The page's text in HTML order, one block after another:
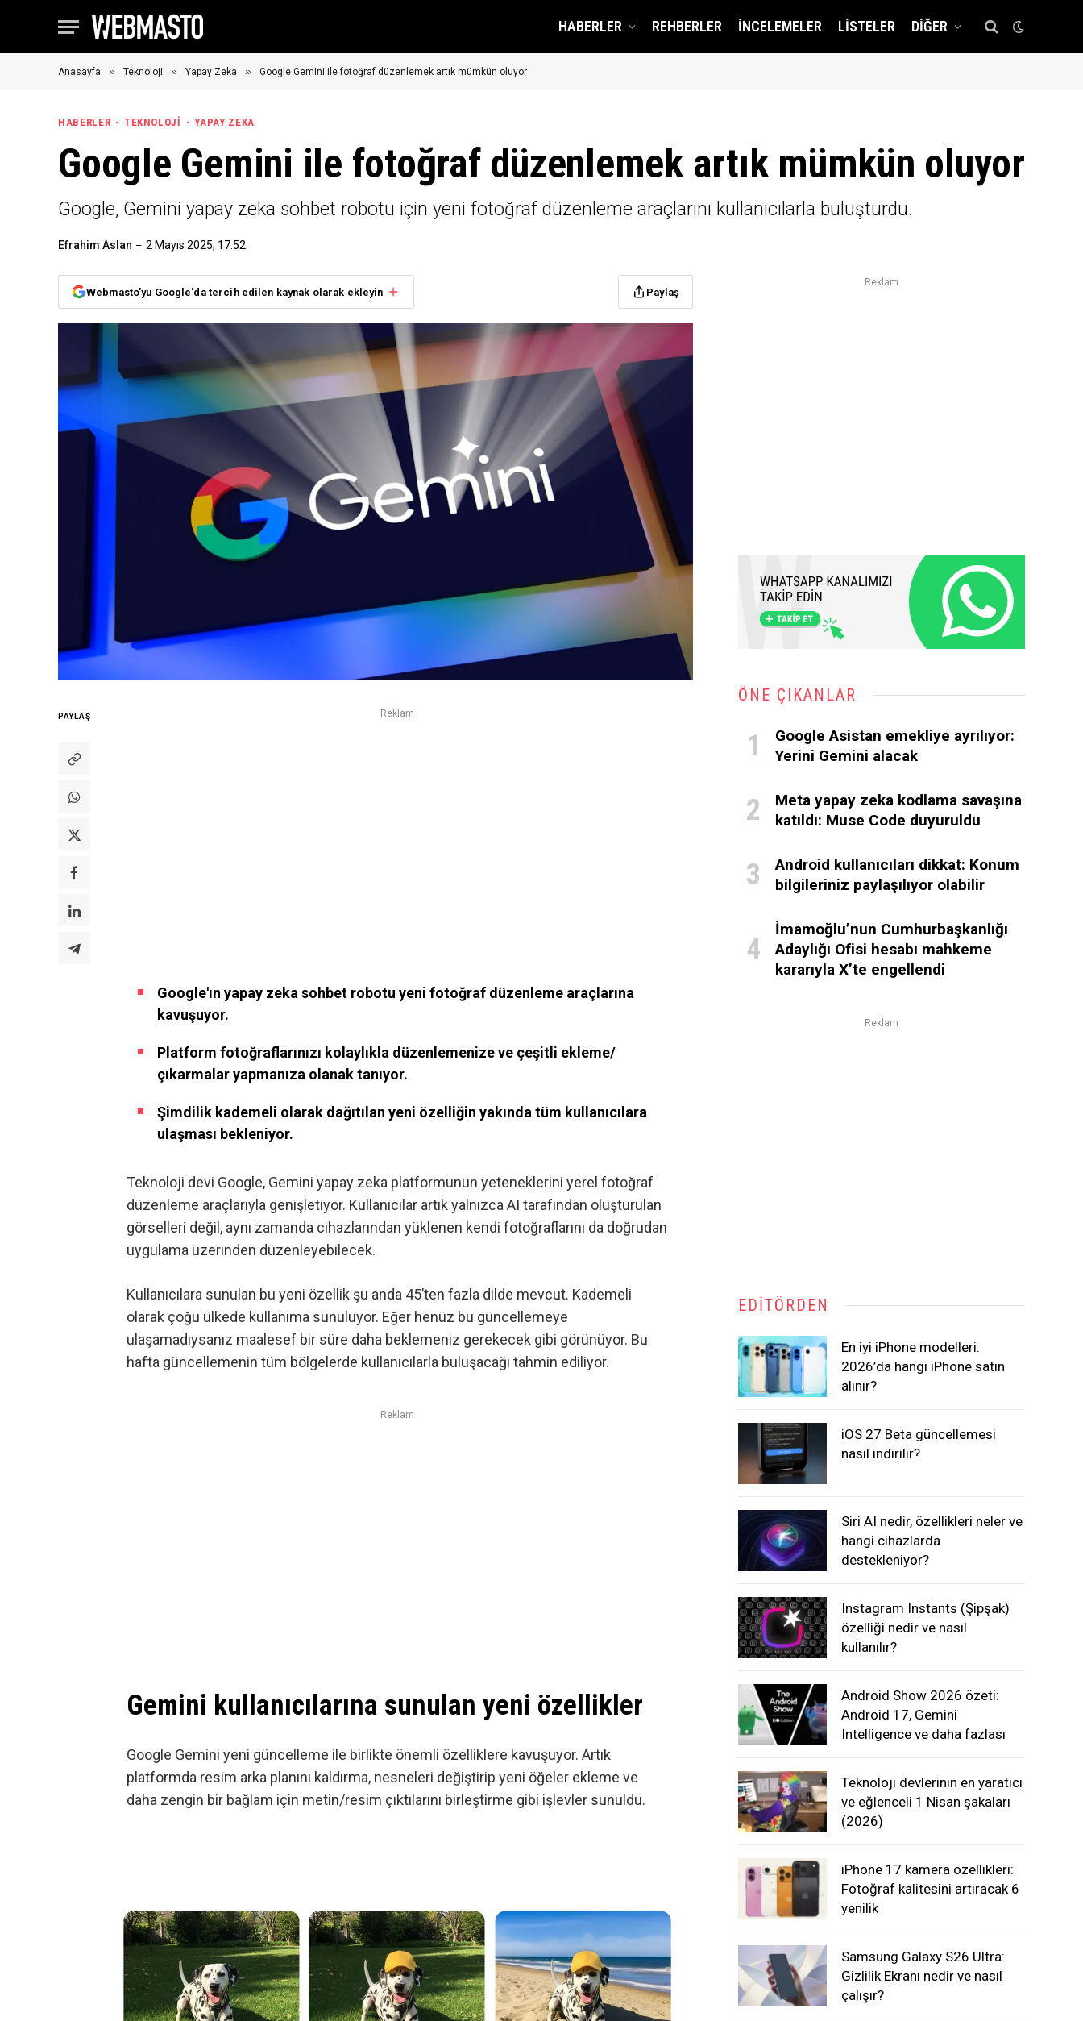
HABERLER REHBERLER İNCELEMELER LISTELER DIĞER
Anasayfa » Teknoloji » Yapay Zeka » Google Gemini ile fotoğraf düzenlemek artık mümkün oluyor
HABERLER TEKNOLOJI YAPAY ZEKA
Google Gemini ile fotoğraf düzenlemek artık mümkün oluyor
Google, Gemini yapay zeka sohbet robotu için yeni fotoğraf düzenleme araçlarını kullanıcılarla buluşturdu.
Efrahim Aslan 2 Mayıs 2025, 17:52
Webmasto'yu Google'da tercih edilen kaynak olarak ekleyin Paylaş
PAYLAŞ Reklam
Google'ın yapay zeka sohbet robotu yeni fotoğraf düzenleme araçlarına
kavuşuyor.
Platform fotoğraflarınızı kolaylıkla düzenlemenize ve çeşitli ekleme/
çıkarmalar yapmanıza olanak tanıyor.
Şimdilik kademeli olarak dağıtılan yeni özelliğin yakında tüm kullanıcılara
ulaşması bekleniyor.
Teknoloji devi Google, Gemini yapay zeka platformunun yeteneklerini yerel fotoğraf
düzenleme araçlarıyla genişletiyor. Kullanıcılar artık yalnızca AI tarafından oluşturulan
görselleri değil, aynı zamanda cihazlarından yüklenen kendi fotoğraflarını da doğrudan
uygulama üzerinden düzenleyebilecek.
Kullanıcılara sunulan bu yeni özellik şu anda 45’ten fazla dilde mevcut. Kademeli
olarak çoğu ülkede kullanıma sunuluyor. Eğer henüz bu güncellemeye
ulaşamadıysanız maalesef bir süre daha beklemeniz gerekecek gibi görünüyor. Bu
hafta güncellemenin tüm bölgelerde kullanıcılarla buluşacağı tahmin ediliyor.
Reklam
Gemini kullanıcılarına sunulan yeni özellikler
Google Gemini yeni güncelleme ile birlikte önemli özelliklere kavuşuyor. Artık
platformda resim arka planını kaldırma, nesneleri değiştirip yeni öğeler ekleme ve
daha zengin bir bağlam için metin/resim çıktılarını birleştirme gibi işlevler sunuldu.
Reklam
ÖNE ÇIKANLAR
Google Asistan emekliye ayrılıyor:
Yerini Gemini alacak
Meta yapay zeka kodlama savaşına
katıldı: Muse Code duyuruldu
Android kullanıcıları dikkat: Konum
bilgileriniz paylaşılıyor olabilir
İmamoğlu’nun Cumhurbaşkanlığı
Adaylığı Ofisi hesabı mahkeme
kararıyla X’te engellendi
Reklam
EDITÖRDEN
En iyi iPhone modelleri:
2026’da hangi iPhone satın
alınır?
iOS 27 Beta güncellemesi
nasıl indirilir?
Siri AI nedir, özellikleri neler ve
hangi cihazlarda
destekleniyor?
Instagram Instants (Şipşak)
özelliği nedir ve nasıl
kullanılır?
Android Show 2026 özeti:
Android 17, Gemini
Intelligence ve daha fazlası
Teknoloji devlerinin en yaratıcı
ve eğlenceli 1 Nisan şakaları
(2026)
iPhone 17 kamera özellikleri:
Fotoğraf kalitesini artıracak 6
yenilik
Samsung Galaxy S26 Ultra:
Gizlilik Ekranı nedir ve nasıl
çalışır?